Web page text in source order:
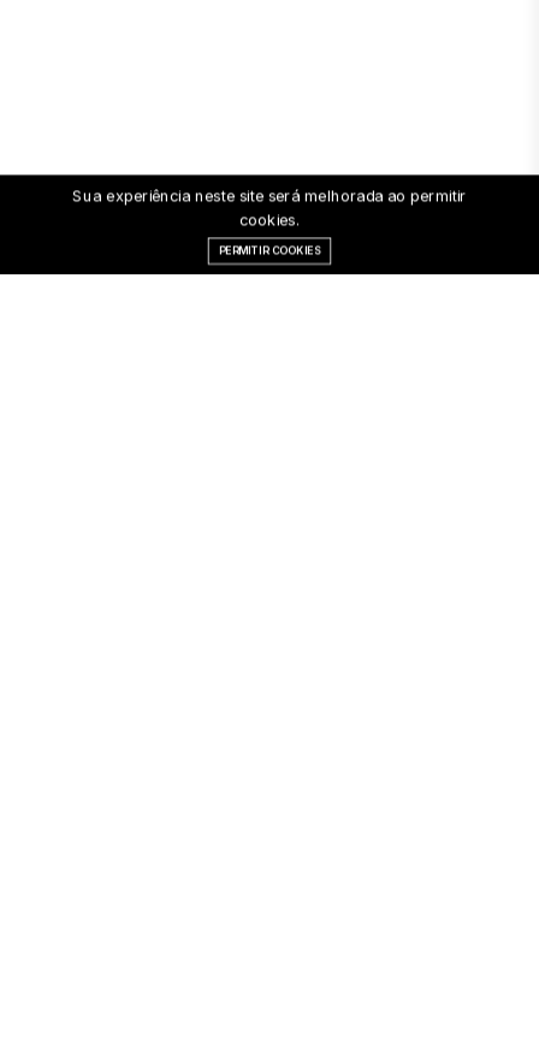
Sua experiência neste site será melhorada ao permitir
cookies.
PERMITIR COOKIES